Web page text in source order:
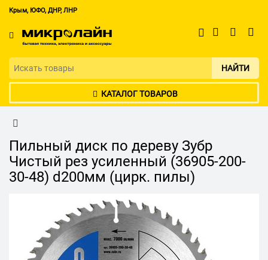
Крым, ЮФО, ДНР, ЛНР
НАЙТИ
КАТАЛОГ ТОВАРОВ
Пильный диск по дереву Зубр
Чистый рез усиленный (36905-200-
30-48) d200мм (цирк. пилы)